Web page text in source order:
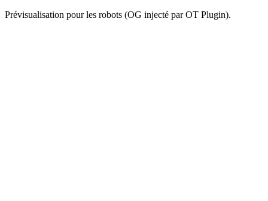
Prévisualisation pour les robots (OG injecté par OT Plugin).